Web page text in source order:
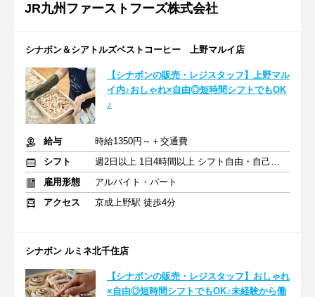
JR九州ファーストフーズ株式会社
シナボン＆シアトルズベストコーヒー 上野マルイ店
【シナボンの販売・レジスタッフ】上野マル
イ内♪おしゃれ×自由◎短時間シフトでもOK
♪
給与
時給1350円～＋交通費
シフト
週2日以上 1日4時間以上 シフト自由・自己申告
雇用形態
アルバイト・パート
アクセス
京成上野駅 徒歩4分
シナボン ルミネ北千住店
【シナボンの販売・レジスタッフ】おしゃれ
×自由◎短時間シフトでもOK♪未経験から働